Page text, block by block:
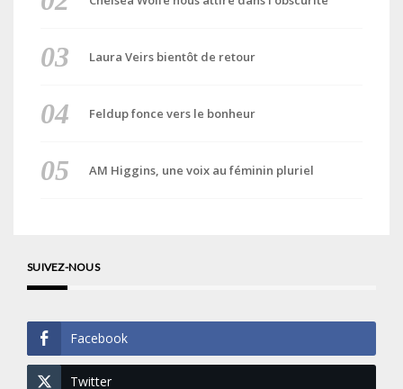
Laura Veirs bientôt de retour
Feldup fonce vers le bonheur
AM Higgins, une voix au féminin pluriel
SUIVEZ-NOUS
Facebook
Twitter